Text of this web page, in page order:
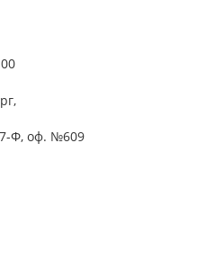
Ф, оф. №609